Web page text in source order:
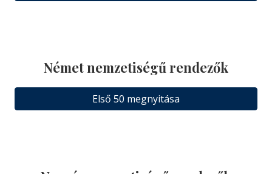
Német nemzetiségű rendezők
Első 50 megnyitása